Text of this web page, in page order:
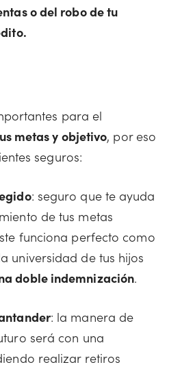
o del robo de tu
para el
metas y objetivo, por eso
seguros:
: seguro que te ayuda
de tus metas
funciona perfecto como
universidad de tus hijos
doble indemnización.
: la manera de
será con una
realizar retiros